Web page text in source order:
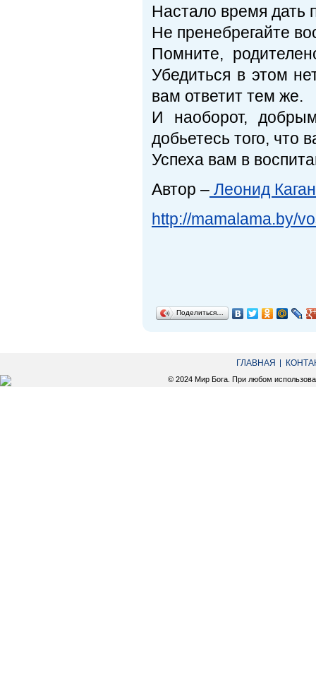
Настало время дать
Не пренебрегайте
Помните,
Убедиться в этом
вам ответит тем же.
И наоборот,
добьетесь того, что
Успеха вам в
Автор – Леонид
http://mamalama.by/
Поделиться…
ГЛАВНАЯ
© 2024 Мир Бога. При любом